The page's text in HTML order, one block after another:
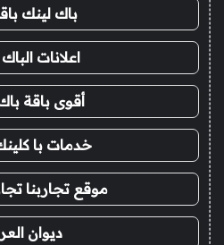
باك لينك باقة
اعلانات
أقوى باقة
خدمات با كلينك
موقع تجاربنا
ديوان